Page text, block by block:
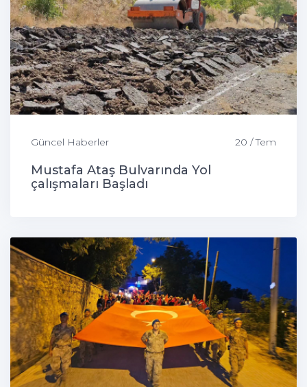
Güncel Haberler 20 / Tem
Mustafa Ataş Bulvarında Yol
çalışmaları Başladı